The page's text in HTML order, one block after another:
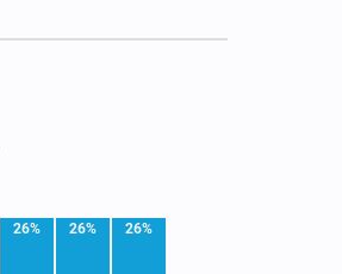
26% 26% 26%